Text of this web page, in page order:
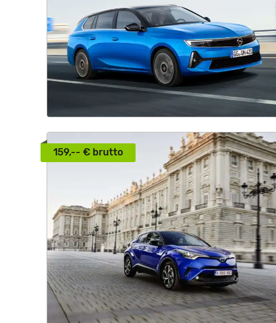
159,-- € brutto